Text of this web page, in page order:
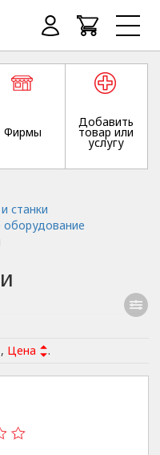
Фирмы
Добавить
товар или
услугу
станки
, Цена .